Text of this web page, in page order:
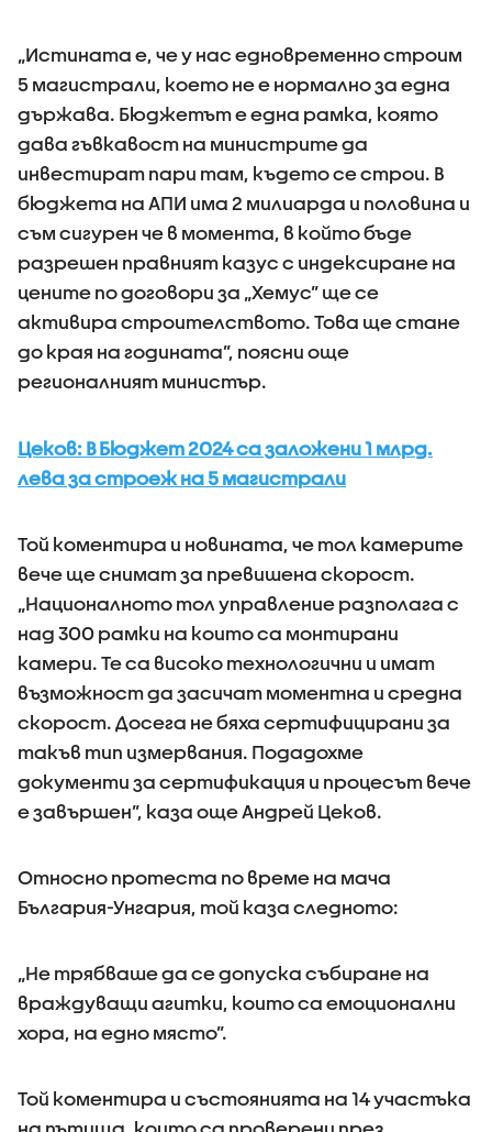
„Истината е, че у нас едновременно строим
5 магистрали, което не е нормално за една
държава. Бюджетът е една рамка, която
дава гъвкавост на министрите да
инвестират пари там, където се строи. В
бюджета на АПИ има 2 милиарда и половина и
съм сигурен че в момента, в който бъде
разрешен правният казус с индексиране на
цените по договори за „Хемус” ще се
активира строителството. Това ще стане
до края на годината”, поясни още
регионалният министър.
Цеков: В Бюджет 2024 са заложени 1 млрд.
лева за строеж на 5 магистрали
Той коментира и новината, че тол камерите
вече ще снимат за превишена скорост.
„Националното тол управление разполага с
над 300 рамки на които са монтирани
камери. Те са високо технологични и имат
възможност да засичат моментна и средна
скорост. Досега не бяха сертифицирани за
такъв тип измервания. Подадохме
документи за сертификация и процесът вече
е завършен”, каза още Андрей Цеков.
Относно протеста по време на мача
България-Унгария, той каза следното:
„Не трябваше да се допуска събиране на
враждуващи агитки, които са емоционални
хора, на едно място”.
Той коментира и състоянията на 14 участъка